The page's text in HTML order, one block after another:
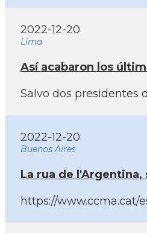
2022-12-20
Lima
Así­ acabaron los
Salvo dos presidentes
2022-12-20
Buenos Aires
La rua de
https://